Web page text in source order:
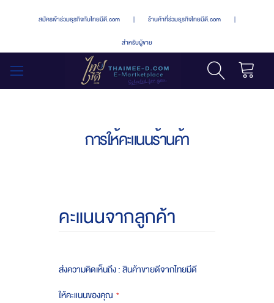
สมัครเข้าร่วมธุรกิจกับไทยมีดี.com | ร้านค้าที่ร่วมธุรกิจไทยมีดี.com |
สำหรับผู้ขาย
การให้คะแนนร้านค้า
คะแนนจากลูกค้า
ส่งความคิดเห็นถึง : สินค้าขายดีจากไทยมีดี
ให้คะแนนของคุณ